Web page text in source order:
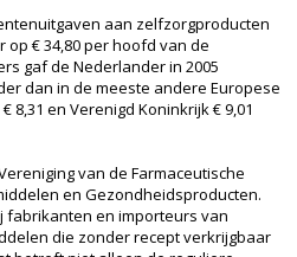
aan zelfzorgproducten
op € 34,80 per hoofd van de
gaf de Nederlander in 2005
dan in de meeste andere Europese
8,31 en Verenigd Koninkrijk € 9,01
van de Farmaceutische
en Gezondheidsproducten.
fabrikanten en importeurs van
die zonder recept verkrijgbaar